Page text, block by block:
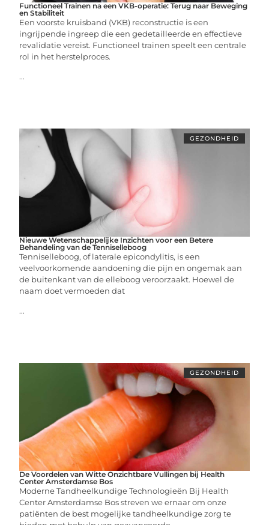
Functioneel Trainen na een VKB-operatie: Terug naar Beweging
en Stabiliteit
Een voorste kruisband (VKB) reconstructie is een
ingrijpende ingreep die een gedetailleerde en effectieve
revalidatie vereist. Functioneel trainen speelt een centrale
rol in het herstelproces.
...
GEZONDHEID
Nieuwe Wetenschappelijke Inzichten voor een Betere
Behandeling van de Tenniselleboog
Tenniselleboog, of laterale epicondylitis, is een
veelvoorkomende aandoening die pijn en ongemak aan
de buitenkant van de elleboog veroorzaakt. Hoewel de
naam doet vermoeden dat
...
GEZONDHEID
De Voordelen van Witte Onzichtbare Vullingen bij Health
Center Amsterdamse Bos
Moderne Tandheelkundige Technologieën Bij Health
Center Amsterdamse Bos streven we ernaar om onze
patiënten de best mogelijke tandheelkundige zorg te